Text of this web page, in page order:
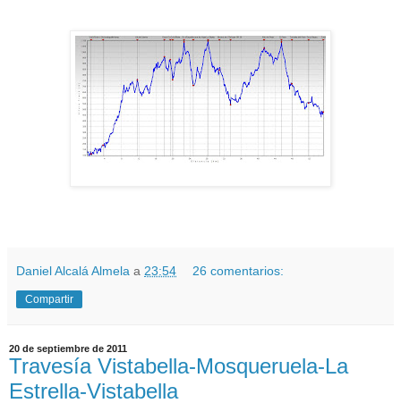
Daniel Alcalá Almela a 23:54 26 comentarios:
Compartir
20 de septiembre de 2011
Travesía Vistabella-Mosqueruela-La
Estrella-Vistabella